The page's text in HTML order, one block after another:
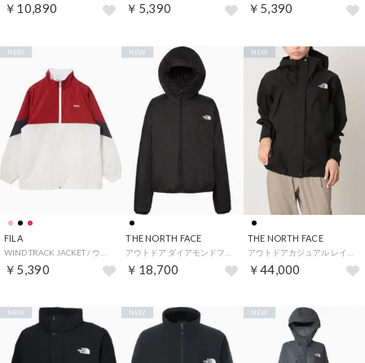
￥10,890 ￥5,390 ￥5,390
FILA
￥5,390
NEW
THE NORTH FACE
￥18,700
NEW
THE NORTH FACE
￥44,000
NEW
NEW NEW NEW